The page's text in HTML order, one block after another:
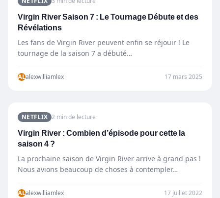
Virgin River Saison 7 : Le Tournage Débute et des
Révélations
Les fans de Virgin River peuvent enfin se réjouir ! Le
tournage de la saison 7 a débuté…
ALalexwilliamlex 17 mars 2025
NETFLIX 2 min de lecture
Virgin River : Combien d’épisode pour cette la
saison 4 ?
La prochaine saison de Virgin River arrive à grand pas !
Nous avions beaucoup de choses à contempler…
ALalexwilliamlex 17 juillet 2022